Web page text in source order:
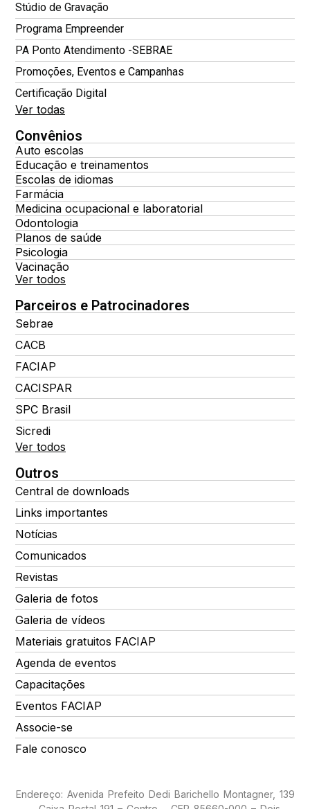
Stúdio de Gravação
Programa Empreender
PA Ponto Atendimento -SEBRAE
Promoções, Eventos e Campanhas
Certificação Digital
Ver todas
Convênios
Auto escolas
Educação e treinamentos
Escolas de idiomas
Farmácia
Medicina ocupacional e laboratorial
Odontologia
Planos de saúde
Psicologia
Vacinação
Ver todos
Parceiros e Patrocinadores
Sebrae
CACB
FACIAP
CACISPAR
SPC Brasil
Sicredi
Ver todos
Outros
Central de downloads
Links importantes
Notícias
Comunicados
Revistas
Galeria de fotos
Galeria de vídeos
Materiais gratuitos FACIAP
Agenda de eventos
Capacitações
Eventos FACIAP
Associe-se
Fale conosco
Endereço: Avenida Prefeito Dedi Barichello Montagner, 139